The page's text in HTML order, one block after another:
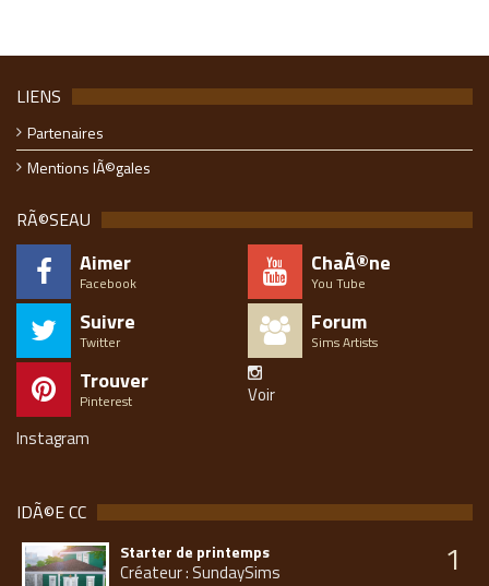
LIENS
Partenaires
Mentions lÃ©gales
RÃ©SEAU
Aimer
Facebook
ChaÃ®ne
You Tube
Suivre
Twitter
Forum
Sims Artists
Trouver
Pinterest
Voir
Instagram
IDÃ©E CC
Starter de printemps
Créateur : SundaySims 1